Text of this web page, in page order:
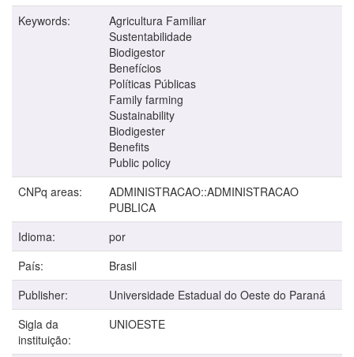
Keywords:
Agricultura Familiar
Sustentabilidade
Biodigestor
Benefícios
Políticas Públicas
Family farming
Sustainability
Biodigester
Benefits
Public policy
CNPq areas:
ADMINISTRACAO::ADMINISTRACAO
PUBLICA
Idioma:
por
País:
Brasil
Publisher:
Universidade Estadual do Oeste do Paraná
Sigla da
instituição:
UNIOESTE